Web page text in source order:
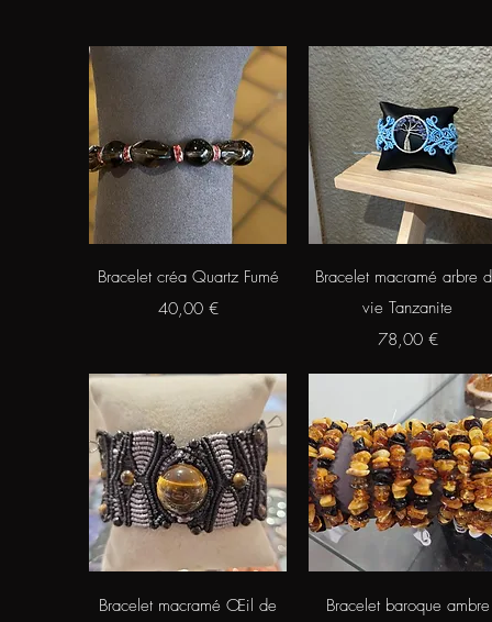
Aperçu rapide
Bracelet créa Quartz Fumé
Prix
40,00 €
Aperçu rapide
Bracelet macramé arbre
vie Tanzanite
Prix
78,00 €
Aperçu rapide
Bracelet macramé Œil de Aperçu rapide
Bracelet baroque ambre